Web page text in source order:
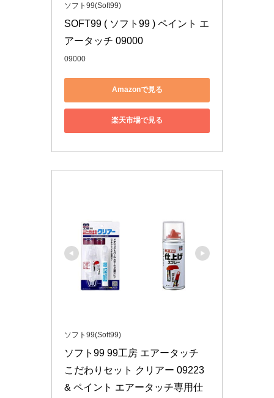
ソフト99(Soft99)
SOFT99 ( ソフト99 ) ペイント エ
アータッチ 09000
09000
Amazonで見る
楽天市場で見る
ソフト99(Soft99)
ソフト99 99工房 エアータッチ
こだわりセット クリアー 09223
& ペイント エアータッチ専用仕